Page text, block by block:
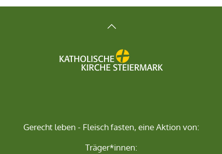
Gerecht leben - Fleisch fasten, eine Aktion von:
Träger*innen: